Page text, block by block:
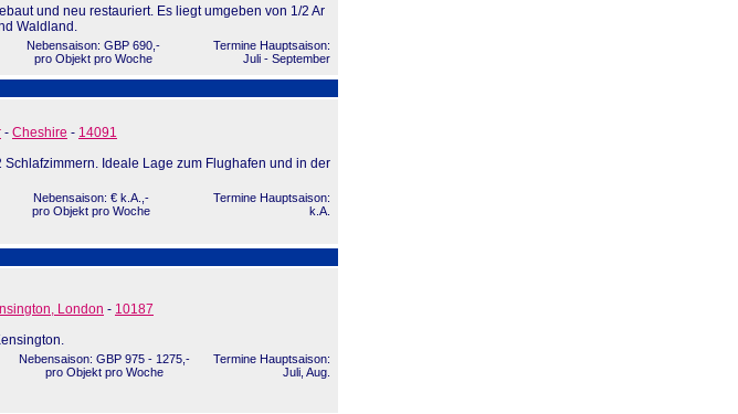
und neu restauriert. Es liegt umgeben von 1/2 Ar
Waldland.
Nebensaison: GBP 690,-
pro Objekt pro Woche
Termine Hauptsaison:
Juli - September
- Cheshire - 14091
Ideale Lage zum Flughafen und in der
Nebensaison: € k.A.,-
pro Objekt pro Woche
Termine Hauptsaison:
k.A.
London - 10187
Nebensaison: GBP 975 - 1275,-
pro Objekt pro Woche
Termine Hauptsaison:
Juli, Aug.